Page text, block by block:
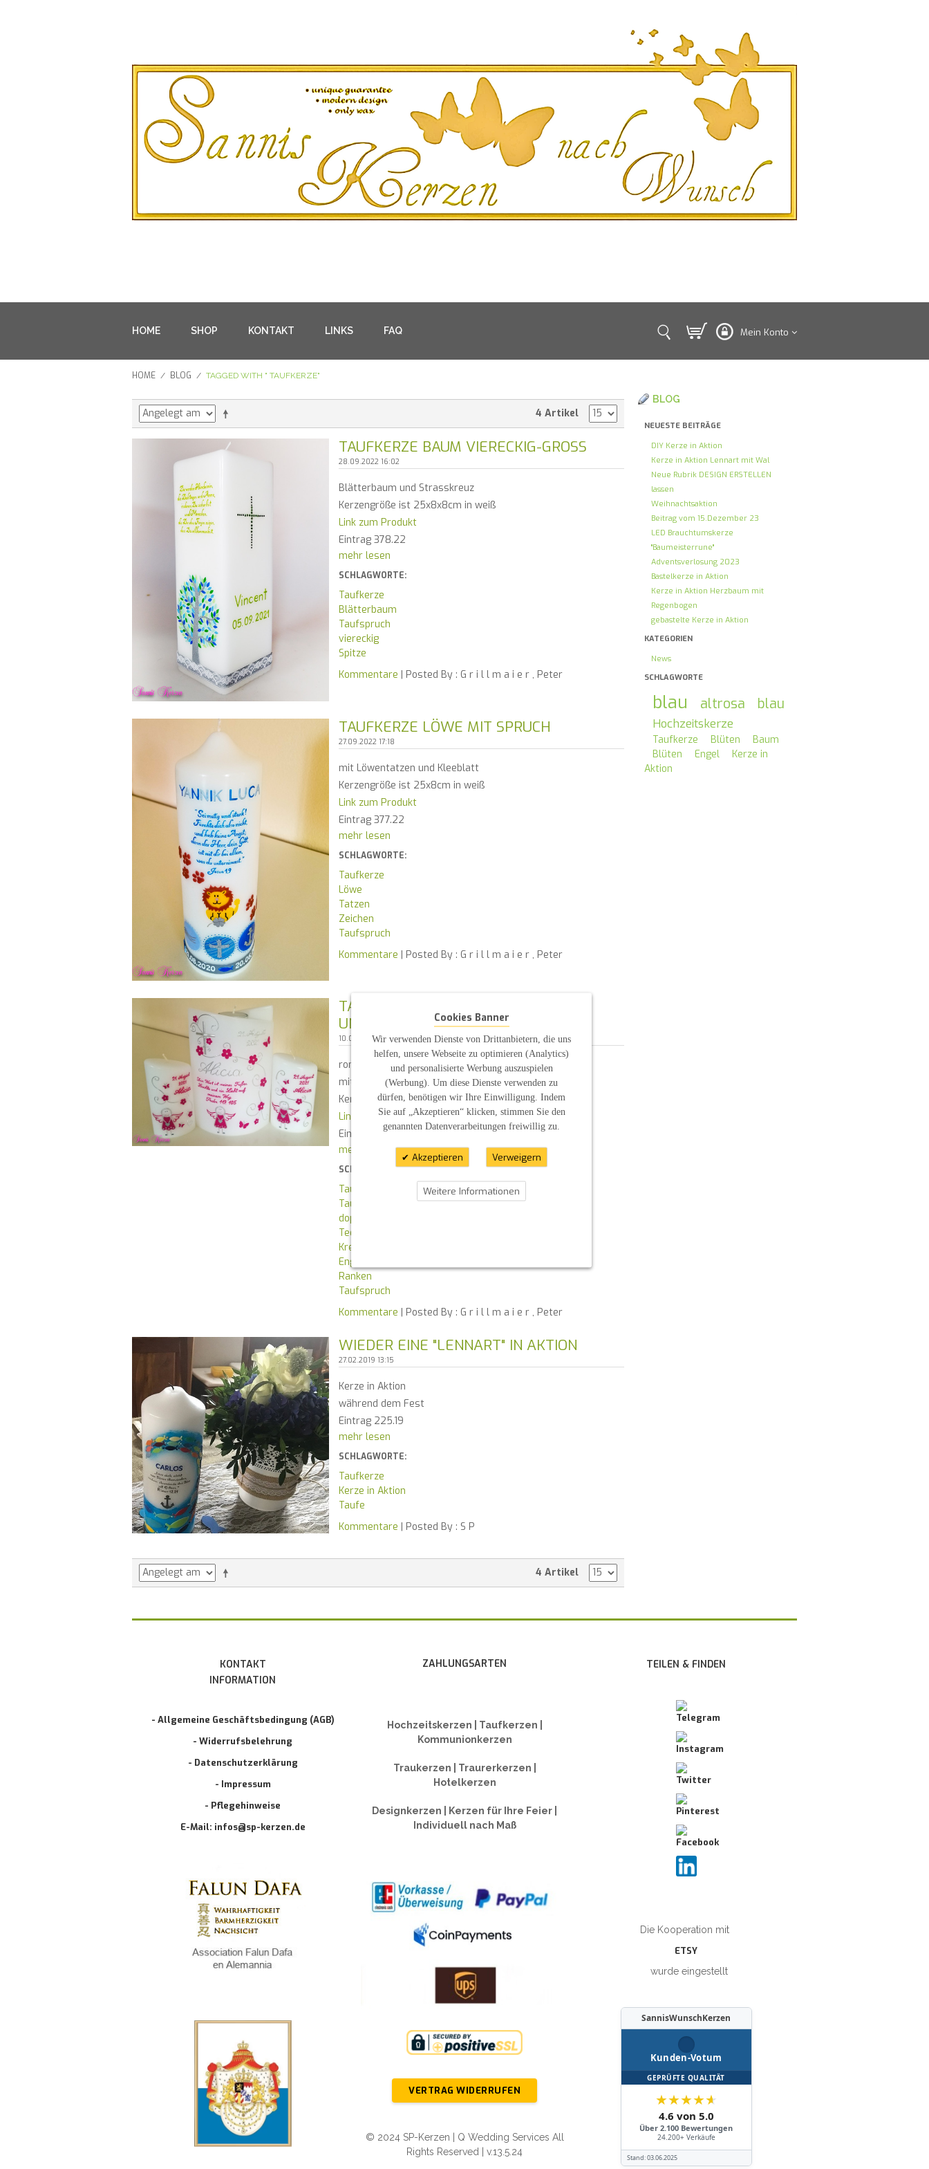
Mein Konto
HOME SHOP KONTAKT LINKS FAQ
HOME / BLOG / TAGGED WITH " TAUFKERZE"
4 Artikel
TAUFKERZE BAUM VIERECKIG-GROSS
28.09.2022 16:02
Blätterbaum und Strasskreuz
Kerzengröße ist 25x8x8cm in weiß
Link zum Produkt
Eintrag 378.22
mehr lesen
SCHLAGWORTE:
Taufkerze
Blätterbaum
Taufspruch
viereckig
Spitze
Kommentare | Posted By : G r i l l m a i e r , Peter
TAUFKERZE LÖWE MIT SPRUCH
27.09.2022 17:18
mit Löwentatzen und Kleeblatt
Kerzengröße ist 25x8cm in weiß
Link zum Produkt
Eintrag 377.22
mehr lesen
SCHLAGWORTE:
Taufkerze
Löwe
Tatzen
Zeichen
Taufspruch
Kommentare | Posted By : G r i l l m a i e r , Peter
TAUFKERZE ROMANTISCH MIT ENGEL
UND SPRUCH + TEELICHTEINSATZ
10.09.2022 16:00
romantisch gestaltete Taufkerze
mit Spruch und Teelichteinsatz
Kerzengröße ist 18x12,5x7cm in weiß
Link zum Produkt
Eintrag 375.22
mehr lesen
SCHLAGWORTE:
Taufkerze
Taufe
doppelt oval abgeschrägt
Teelichteinsatz
Kreuz
Engel
Ranken
Taufspruch
Kommentare | Posted By : G r i l l m a i e r , Peter
WIEDER EINE "LENNART" IN AKTION
27.02.2019 13:15
Kerze in Aktion
während dem Fest
Eintrag 225.19
mehr lesen
SCHLAGWORTE:
Taufkerze
Kerze in Aktion
Taufe
Kommentare | Posted By : S P
4 Artikel
BLOG
NEUESTE BEITRÄGE
DIY Kerze in Aktion
Kerze in Aktion Lennart mit Wal
Neue Rubrik DESIGN ERSTELLEN
lassen
Weihnachtsaktion
Beitrag vom 15.Dezember 23
LED Brauchtumskerze
"Baumeisterrune"
Adventsverlosung 2023
Bastelkerze in Aktion
Kerze in Aktion Herzbaum mit
Regenbogen
gebastelte Kerze in Aktion
KATEGORIEN
News
SCHLAGWORTE
blau altrosa blau
Hochzeitskerze
Taufkerze Blüten
Baum
Blüten
Engel
Kerze in
Aktion
KONTAKT
INFORMATION
- Allgemeine Geschäftsbedingung (AGB)
- Widerrufsbelehrung
- Datenschutzerklärung
- Impressum
- Pflegehinweise
E-Mail: infos@sp-kerzen.de
ZAHLUNGSARTEN
Hochzeitskerzen | Taufkerzen |
Kommunionkerzen
Traukerzen | Traurerkerzen |
Hotelkerzen
Designkerzen | Kerzen für Ihre Feier |
Individuell nach Maß
VERTRAG WIDERRUFEN
© 2024 SP-Kerzen | Q Wedding Services All
Rights Reserved | v.13.5.24
TEILEN & FINDEN
Die Kooperation mit
ETSY
wurde eingestellt
SannisWunschKerzen
Kunden-Votum
GEPRÜFTE QUALITÄT
★★★★★
4.6 von 5.0
Über 2.100 Bewertungen
24.200+ Verkäufe
Stand:03.06.2025
Cookies Banner
Wir verwenden Dienste von Drittanbietern, die uns
helfen, unsere Webseite zu optimieren (Analytics)
und personalisierte Werbung auszuspielen
(Werbung). Um diese Dienste verwenden zu
dürfen, benötigen wir Ihre Einwilligung. Indem
Sie auf „Akzeptieren“ klicken, stimmen Sie den
genannten Datenverarbeitungen freiwillig zu.
Akzeptieren Verweigern
Weitere Informationen